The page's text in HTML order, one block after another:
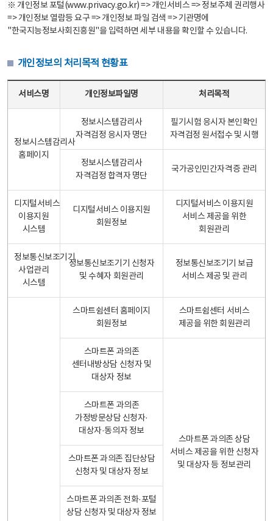
※ 개인정보 포털(www.privacy.go.kr) => 개인서비스 => 정보주체 권리행사
=> 개인정보 열람등 요구 => 개인정보 파일 검색 => 기관명에
"한국지능정보사회진흥원"을 입력하면 세부 내용을 확인할 수 있습니다.
개인정보의 처리목적 현황표
서비스명 개인정보파일명 처리목적
정보시스템감리사
홈페이지
정보시스템감리사
자격검정 응시자 명단
필기시험 응시자 본인확인
자격검정 원서접수 및 시행
정보시스템감리사
자격검정 합격자 명단
국가공인민간자격증 관리
디지털서비스
이용지원
시스템
디지털서비스 이용지원
회원정보
디지털서비스 이용지원
서비스 제공을 위한
회원관리
정보통신보조기기
사업관리
시스템
정보통신보조기기 신청자
및 수혜자 회원관리
정보통신보조기기 보급
서비스 제공 및 관리
스마트쉼센터 홈페이지
회원정보
스마트쉼센터 서비스
제공을 위한 회원관리
스마트폰 과의존
센터내방상담 신청자 및
대상자 정보
스마트폰 과의존 상담
서비스 제공을 위한 신청자
및 대상자 등 정보관리
스마트폰 과의존
가정방문상담 신청자·
대상자·동의자 정보
스마트폰 과의존 집단상담
신청자 및 대상자 정보
스마트폰 과의존 전화·포털
상담 신청자 및 대상자 정보